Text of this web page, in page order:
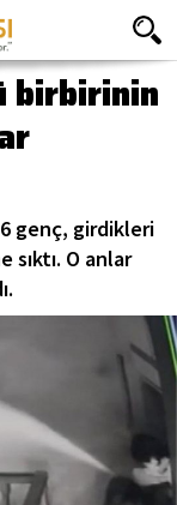
birbirinin
6 genç, girdikleri
O anlar